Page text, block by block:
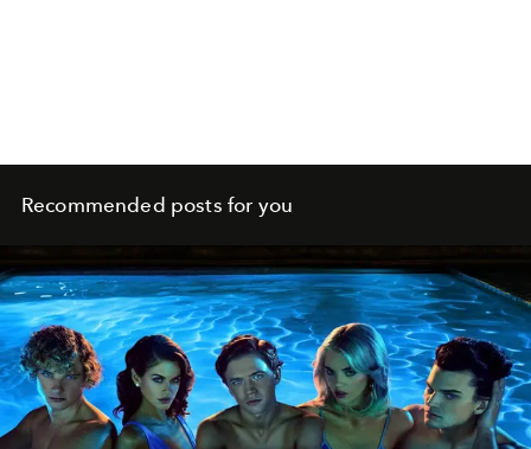
Recommended posts for you